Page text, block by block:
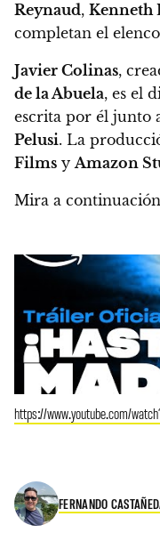
Reynaud, Kenneth
completan el
Javier Colinas,
de la Abuela, es el
escrita por él junto
Pelusi. La
Films yAmazon
Mira a
https://www.youtube.com/
FERNANDO